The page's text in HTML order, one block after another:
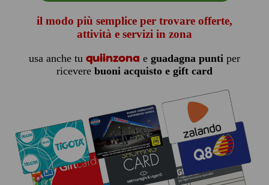
il modo più semplice per trovare offerte,
attività e servizi in zona
usa anche tu quiinzona e guadagna puntiper
ricevere buoni acquisto e gift card